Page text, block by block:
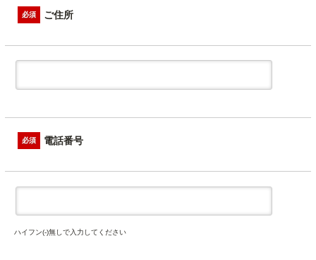
ご住所
必須
電話番号
必須
ハイフン(-)無しで入力してください